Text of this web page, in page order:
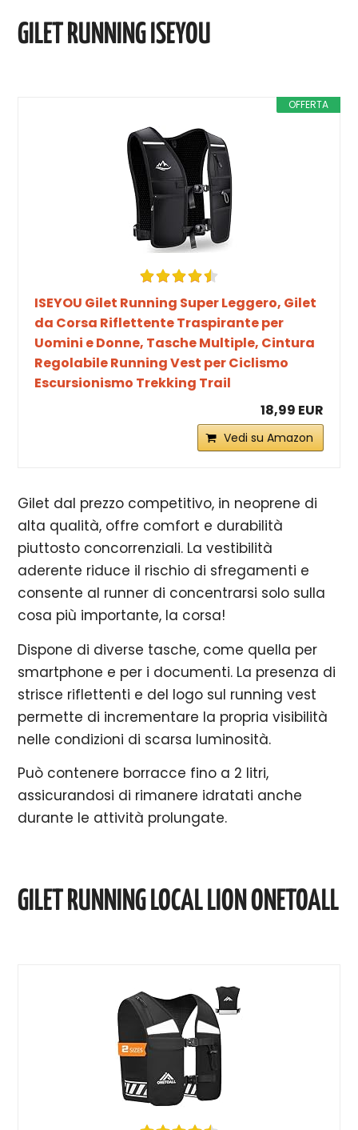
GILET RUNNING ISEYOU
OFFERTA
ISEYOU Gilet Running Super Leggero, Gilet
da Corsa Riflettente Traspirante per
Uomini e Donne, Tasche Multiple, Cintura
Regolabile Running Vest per Ciclismo
Escursionismo Trekking Trail
18,99 EUR
Vedi su Amazon
Gilet dal prezzo competitivo, in neoprene di
alta qualità, offre comfort e durabilità
piuttosto concorrenziali. La vestibilità
aderente riduce il rischio di sfregamenti e
consente al runner di concentrarsi solo sulla
cosa più importante, la corsa!
Dispone di diverse tasche, come quella per
smartphone e per i documenti. La presenza di
strisce riflettenti e del logo sul running vest
permette di incrementare la propria visibilità
nelle condizioni di scarsa luminosità.
Può contenere borracce fino a 2 litri,
assicurandosi di rimanere idratati anche
durante le attività prolungate.
GILET RUNNING LOCAL LION ONETOALL